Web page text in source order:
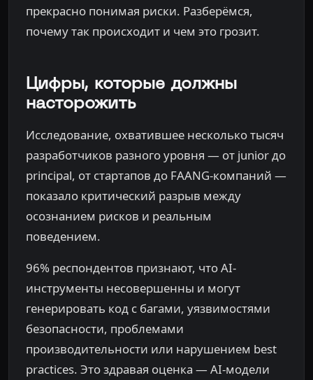
прекрасно понимая риски. Разберёмся,
почему так происходит и чем это грозит.
Цифры, которые должны
насторожить
Исследование, охватившее несколько тысяч
разработчиков разного уровня — от junior до
principal, от стартапов до FAANG-компаний —
показало критический разрыв между
осознанием рисков и реальным
поведением.
96% респондентов признают, что AI-
инструменты несовершенны и могут
генерировать код с багами, уязвимостями
безопасности, проблемами
производительности или нарушением best
practices. Это здравая оценка — AI-модели